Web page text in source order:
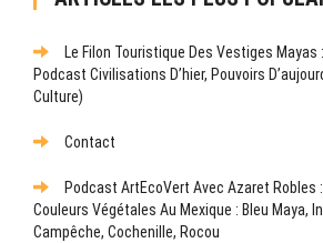
Le Filon Touristique Des Vestiges Mayas
Podcast Civilisations D’hier, Pouvoirs
Culture)
Contact
Podcast ArtEcoVert Avec Azaret Robles :
Couleurs Végétales Au Mexique : Bleu Maya,
Campêche, Cochenille, Rocou